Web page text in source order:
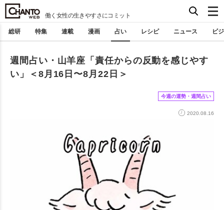
働く女性の生きやすさにコミット
総研 特集 連載 漫画 占い レシピ ニュース ビ
週間占い・山羊座「責任からの反動を感じやす
い」＜8月16日〜8月22日＞
今週の運勢・週間占い
2020.08.16